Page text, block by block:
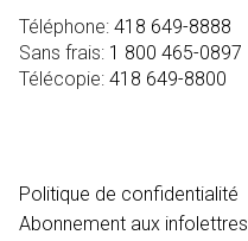
Téléphone: 418 649-8888
Sans frais: 1 800 465-0897
Télécopie: 418 649-8800
Politique de confidentialité
Abonnement aux infolettres